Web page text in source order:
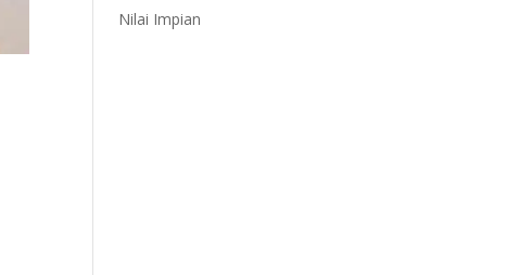
Nilai Impian